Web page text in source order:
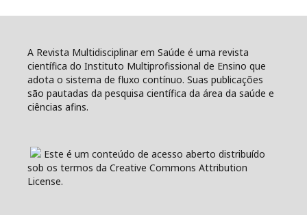
A Revista Multidisciplinar em Saúde é uma revista
científica do Instituto Multiprofissional de Ensino que
adota o sistema de fluxo contínuo. Suas publicações
são pautadas da pesquisa científica da área da saúde e
ciências afins.
Este é um conteúdo de acesso aberto distribuído
sob os termos da Creative Commons Attribution
License.